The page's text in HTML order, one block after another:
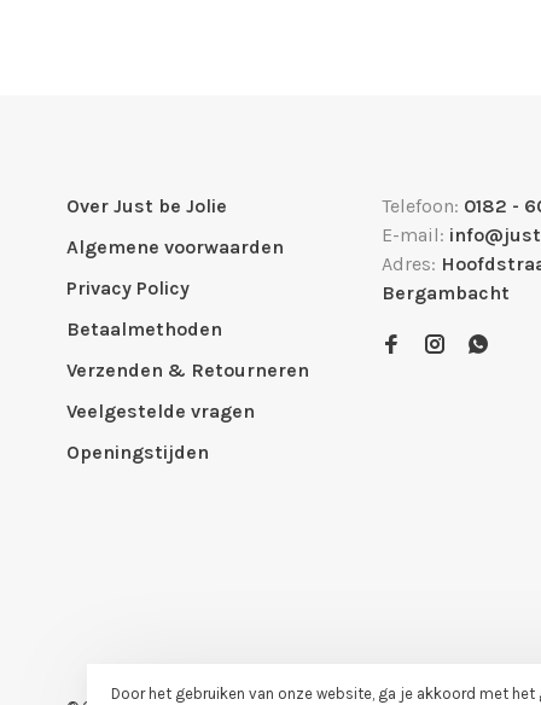
Over Just be Jolie
Algemene voorwaarden
Privacy Policy
Betaalmethoden
Verzenden & Retourneren
Veelgestelde vragen
Openingstijden
Telefoon: 0182 -
E-mail:
Adres:
Bergambacht
Door het gebruiken van onze website, ga je akkoord met